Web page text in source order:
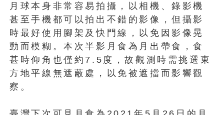
月球本身非常容易拍攝，以相機、錄影機
甚至手機都可以拍出不錯的影像，但攝影
時最好使用腳架及快門線，以免因影像晃
動而模糊。本次半影月食為月出帶食，食
甚時仰角也僅約7.5度，故觀測時需挑選東
方地平線無遮蔽處，以免被遮擋而影響觀
察。